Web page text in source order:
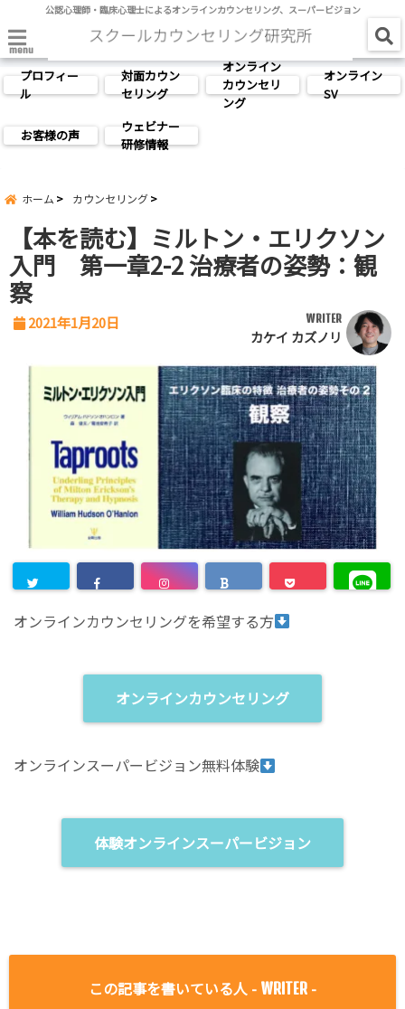
公認心理師・臨床心理士によるオンラインカウンセリング、スーパービジョン
menu
プロフィー
ル
対面カウン
セリング
オンライン
カウンセリ
ング
オンライン
SV
お客様の声
ウェビナー
研修情報
ホーム カウンセリング
【本を読む】ミルトン・エリクソン
入門 第一章2-2 治療者の姿勢：観
察
2021年1月20日 WRITER
カケイ カズノリ
オンラインカウンセリングを希望する方
オンラインカウンセリング
オンラインスーパービジョン無料体験
体験オンラインスーパービジョン
この記事を書いている人 - WRITER -